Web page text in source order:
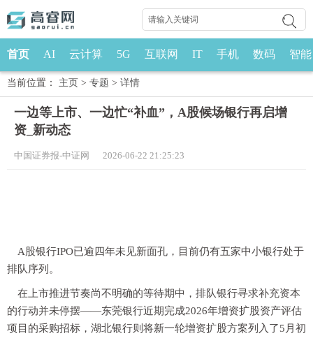
首页 AI 云计算 5G 互联网 IT 手机 数码 智能
当前位置： 主页 > 专题 > 详情
一边等上市、一边忙“补血”，A股候场银行再启增
资_新动态
中国证券报-中证网 2026-06-22 21:25:23
A股银行IPO已逾四年未见新面孔，目前仍有五家中小银行处于
排队序列。
在上市推进节奏尚不明确的等待期中，排队银行寻求补充资本
的行动并未停摆——东莞银行近期完成2026年增资扩股资产评估
项目的采购招标，湖北银行则将新一轮增资扩股方案列入了5月初